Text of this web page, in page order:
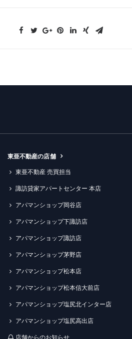
東亜不動産の店舗
東亜不動産 売買担当
諏訪貸家アパートセンター 本店
アパマンショップ岡谷店
アパマンショップ下諏訪店
アパマンショップ諏訪店
アパマンショップ茅野店
アパマンショップ松本店
アパマンショップ松本信大前店
アパマンショップ塩尻北インター店
アパマンショップ塩尻高出店
店舗からのお知らせ